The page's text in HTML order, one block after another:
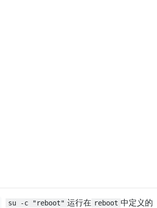
su -c "reboot" 运行在 reboot 中定义的